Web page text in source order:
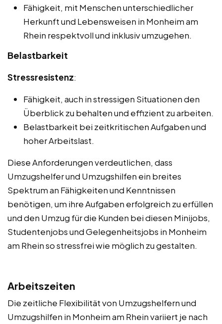
Fähigkeit, mit Menschen unterschiedlicher
Herkunft und Lebensweisen in Monheim am
Rhein respektvoll und inklusiv umzugehen.
Belastbarkeit
Stressresistenz:
Fähigkeit, auch in stressigen Situationen den
Überblick zu behalten und effizient zu arbeiten.
Belastbarkeit bei zeitkritischen Aufgaben und
hoher Arbeitslast.
Diese Anforderungen verdeutlichen, dass
Umzugshelfer und Umzugshilfen ein breites
Spektrum an Fähigkeiten und Kenntnissen
benötigen, um ihre Aufgaben erfolgreich zu erfüllen
und den Umzug für die Kunden bei diesen Minijobs,
Studentenjobs und Gelegenheitsjobs in Monheim
am Rhein so stressfrei wie möglich zu gestalten.
Arbeitszeiten
Die zeitliche Flexibilität von Umzugshelfern und
Umzugshilfen in Monheim am Rhein variiert je nach